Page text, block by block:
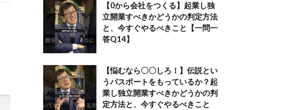
【0から会社をつくる】起業し独
立開業すべきかどうかの判定方法
と、今すぐやるべきこと【一問一
答Q14】
【悩むなら〇〇しろ！】伝説とい
うパスポートをもっているか？起
業し独立開業すべきかどうかの判
定方法と、今すぐやるべきこと